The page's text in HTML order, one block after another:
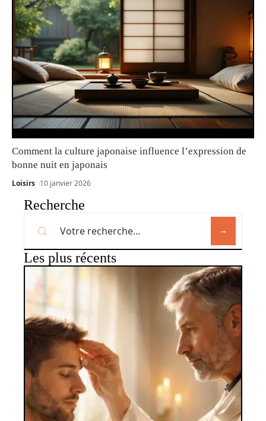
Comment la culture japonaise influence l’expression de
bonne nuit en japonais
Loisirs 10 janvier 2026
Recherche
Les plus récents